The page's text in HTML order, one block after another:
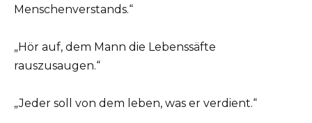
Menschenverstands.“
„Hör auf, dem Mann die Lebenssäfte
rauszusaugen.“
„Jeder soll von dem leben, was er verdient.“